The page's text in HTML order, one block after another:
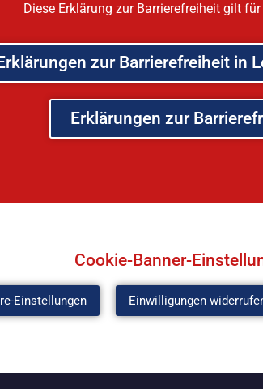
Diese Erklärung zur Barrierefreiheit gilt
zur Barrierefreiheit in
Erklärungen zur
Cookie-Banner-
Einstellungen Einwilligungen